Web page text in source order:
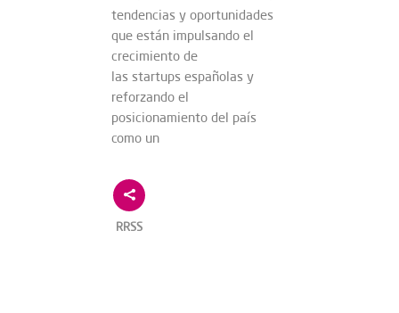
tendencias y oportunidades
que están impulsando el
crecimiento de
las startups españolas y
reforzando el
posicionamiento del país
como un
RRSS